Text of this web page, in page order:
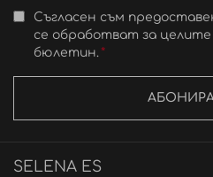
Съгласен съм
се обработват за
бюлетин.
SELENA ES